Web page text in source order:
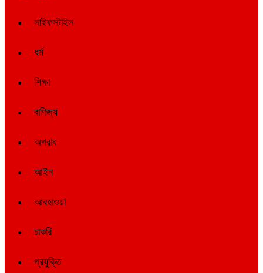
লাইফস্টাইল
ধর্ম
শিক্ষা
বাণিজ্য
অপরাধ
আইন
আবহাওয়া
চাকরি
প্রযুক্তি